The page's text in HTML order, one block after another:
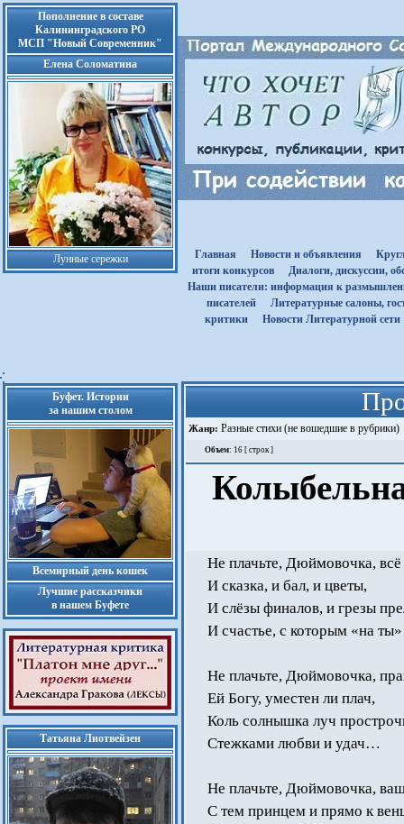
Пополнение в составе
Калининградского РО
МСП "Новый Современник"
Елена Соломатина
Лунные сережки Главная Новости и объявления
итоги конкурсов
Диалоги, дискуссии,
Наши писатели: информация к
писателей
Литературные салоны,
критики
Новости Литературной сети
Буфет. Истории
за нашим столом
Всемирный день кошек
Лучшие рассказчики
в нашем Буфете
Татьяна Лиотвейзен
Жанр: Разные стихи (не вошедшие в рубрики)
Объем: 16 [ строк ]
Не плачьте, Дюймовочка,
И сказка, и бал, и цветы,
И слёзы финалов, и грезы
И счастье, с которым «на
Не плачьте, Дюймовочка,
Ей Богу, уместен ли плач,
Коль солнышка луч
Стежками любви и удач…
Не плачьте, Дюймовочка,
С тем принцем и прямо к